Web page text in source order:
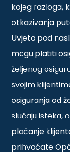
kojeg razloga,
otkazivanja
Uvjeta pod
mogu platiti
željenog
svojim
osiguranja od
slučaju isteka,
plaćanje
prihvaćate